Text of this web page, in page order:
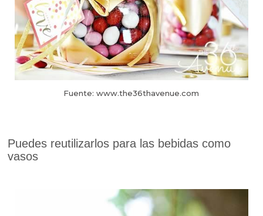
Fuente: www.the36thavenue.com
Puedes reutilizarlos para las bebidas como
vasos